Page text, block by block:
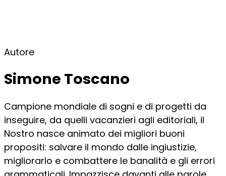
Autore
Simone Toscano
Campione mondiale di sogni e di progetti da
inseguire, da quelli vacanzieri agli editoriali, il
Nostro nasce animato dei migliori buoni
propositi: salvare il mondo dalle ingiustizie,
migliorarlo e combattere le banalità e gli errori